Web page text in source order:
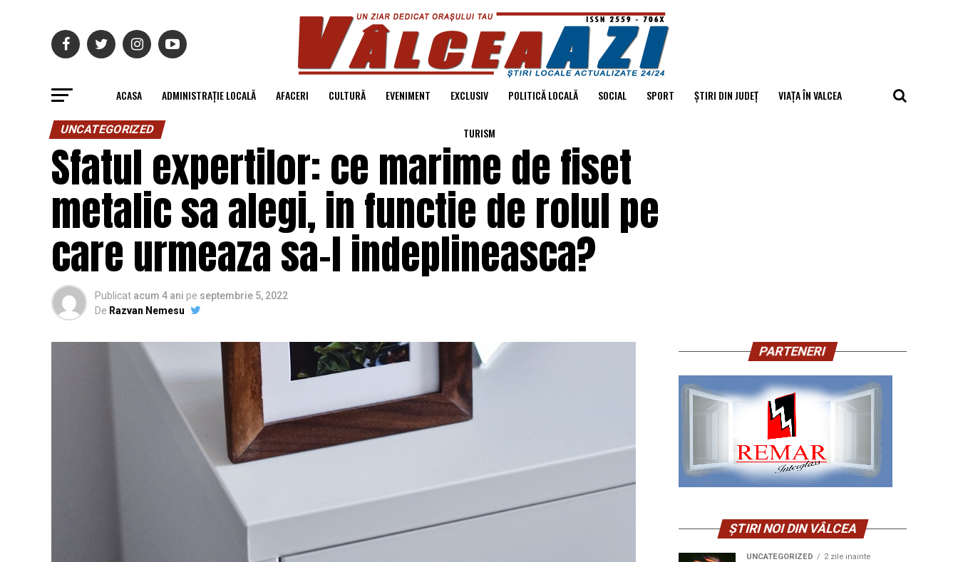
ACASA ADMINISTRAȚIE LOCALĂ AFACERI CULTURĂ EVENIMENT EXCLUSIV POLITICĂ LOCALĂ SOCIAL SPORT ȘTIRI DIN JUDEȚ VIAȚA ÎN VALCEA
TURISM
UNCATEGORIZED
Sfatul expertilor: ce marime de fiset
metalic sa alegi, in functie de rolul pe
care urmeaza sa-l indeplineasca?
Publicat acum 4 ani pe septembrie 5, 2022
De Razvan Nemesu
PARTENERI
ȘTIRI NOI DIN VÂLCEA
UNCATEGORIZED 2 zile inainte